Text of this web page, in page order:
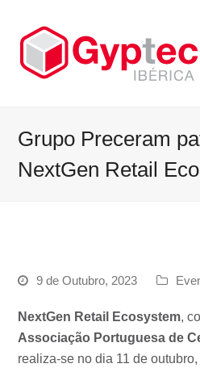
Grupo Preceram
NextGen Retail
9 de Outubro, 2023
NextGen Retail Ecosystem,
Associação Portuguesa de
realiza-se no dia 11 de